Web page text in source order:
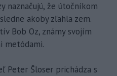
naznačujú, že útočníkom
akoby zľahla zem.
Bob Oz, známy svojím
metódami.
Peter Šloser prichádza s